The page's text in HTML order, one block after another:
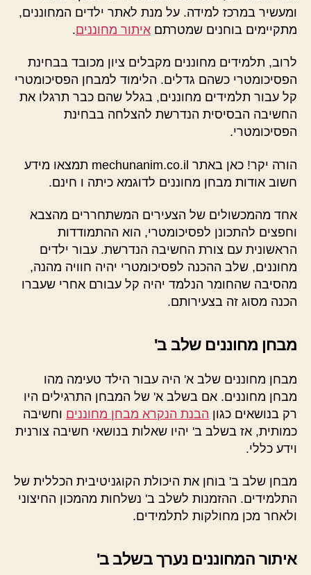
ומעשיר במרכז למידה. על מנת לאתר ילדים המחוננים,
מתקיימים בוחנים שמטרתם איתור מחוננים.
לרוב, תלמידים מחוננים מקבלים ציון מכובד בבחינת
הפסיכומטרי כשהם גדלים. הלימוד למבחן הפסיכומטרי
קל עבור תלמידים מחוננים, בגלל שהם כבר תרגלו את
החשיבה הבסיסית הנדרשת להצלחה בבחינת
הפסיכומטרי.
הורה יקר! כאן באתר mechunanim.co.il תמצאו מידע
חשוב אודות מבחן מחוננים לדוגמא כיתה ו חינם.
אחד מהמכשולים של הצעירים המשתחררים מהצבא
וחפצים להתכונן לפסיכומטרי, הוא ההתמודדות
הראשונית עם צורת החשיבה הנדרשת. עבור ילדים
מחוננים, שלב ההכנה לפסיכומטרי יהיה חוויה מהנה,
מהסיבה שהחומר הנלמד יהיה קל עבורם אחרי שעברו
הכנה מסוג זה בצעירותם.
מבחן מחוננים שלב ב'
מבחן מחוננים שלב א' היה עבור הילד טעימה מהו
מבחן מחוננים. אם בשלב א' של המבחן התרגילים היו
רק בנושאים כגון הבנת הנקרא מבחן מחוננים וחשיבה
כמותית, אז בשלב ב' יהיו שאלות בנושאי חשיבה צורנית
וידע כללי.
מבחן שלב ב' בוחן את היכולת הקוגניטיבית הכללית של
התלמידים. ההזמנות לשלב ב' נשלחות מהמכון החיצוני
ולאחר מכן מחולקות לתלמידים.
איתור המחוננים נערך בשלב ב'